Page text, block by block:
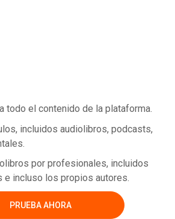
todo el contenido de la plataforma.
incluidos audiolibros, podcasts,
por profesionales, incluidos
e incluso los propios autores.
PRUEBA AHORA